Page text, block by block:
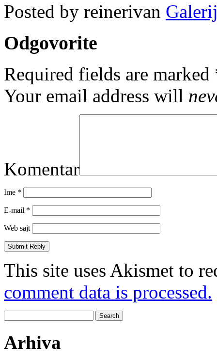
Posted by reinerivan
Odgovorite
Required fields are marked
Your email address will
Komentar
Ime *
E-mail *
Web sajt
This site uses Akismet to
comment data is processed.
for:
Arhiva